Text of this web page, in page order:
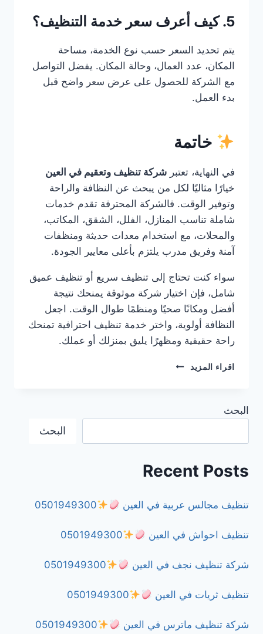
5. كيف أعرف سعر خدمة التنظيف؟
يتم تحديد السعر حسب نوع الخدمة، مساحة
المكان، عدد العمال، وحالة المكان. يفضل التواصل
مع الشركة للحصول على عرض سعر واضح قبل
بدء العمل.
خاتمة
في النهاية، تعتبر شركة تنظيف وتعقيم في العين
خيارًا مثاليًا لكل من يبحث عن النظافة والراحة
وتوفير الوقت. فالشركة المحترفة تقدم خدمات
شاملة تناسب المنازل، الفلل، الشقق، المكاتب،
والمحلات، مع استخدام معدات حديثة ومنظفات
آمنة وفريق مدرب يلتزم بأعلى معايير الجودة.
سواء كنت تحتاج إلى تنظيف سريع أو تنظيف عميق
شامل، فإن اختيار شركة موثوقة يمنحك نتيجة
أفضل ومكانًا صحيًا ومنظمًا طوال الوقت. اجعل
النظافة أولوية، واختر خدمة تنظيف احترافية تمنحك
راحة حقيقية ومظهرًا يليق بمنزلك أو عملك.
اقراء المزيد
شركة
البحث
البحث
Recent Posts
تنظيف مجالس عربية في العين 0501949300
تنظيف احواش في العين 0501949300
شركة تنظيف نجف في العين 0501949300
تنظيف ثريات في العين 0501949300
شركة تنظيف ماترس في العين 0501949300